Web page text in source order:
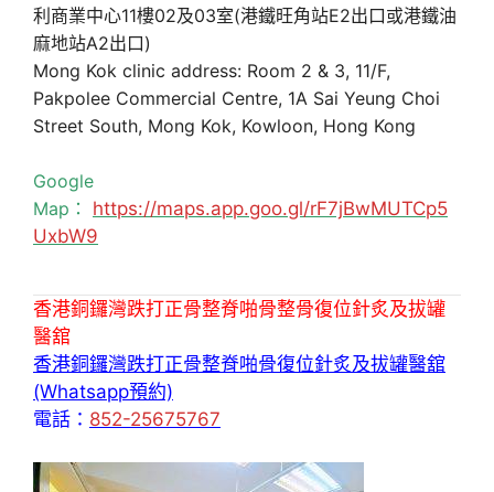
利商業中心11樓02及03室(港鐵旺角站E2出口或港鐵油
麻地站A2出口)
Mong Kok clinic address: Room 2 & 3, 11/F,
Pakpolee Commercial Centre, 1A Sai Yeung Choi
Street South, Mong Kok, Kowloon, Hong Kong
Google
Map： https://maps.app.goo.gl/rF7jBwMUTCp5
UxbW9
香港銅鑼灣跌打正骨整脊啪骨整骨復位針炙及拔罐
醫舘
香港銅鑼灣跌打正骨整脊啪骨復位針炙及拔罐醫舘
(Whatsapp預約)
電話： 852-25675767